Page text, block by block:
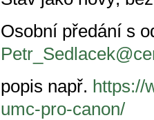
Osobní předání s
popis např. https://
umc-pro-canon/